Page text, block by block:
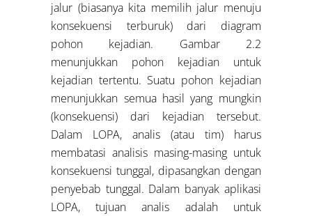
jalur (biasanya kita memilih jalur menuju
konsekuensi terburuk) dari diagram
pohon kejadian. Gambar 2.2
menunjukkan pohon kejadian untuk
kejadian tertentu. Suatu pohon kejadian
menunjukkan semua hasil yang mungkin
(konsekuensi) dari kejadian tersebut.
Dalam LOPA, analis (atau tim) harus
membatasi analisis masing-masing untuk
konsekuensi tunggal, dipasangkan dengan
penyebab tunggal. Dalam banyak aplikasi
LOPA, tujuan analis adalah untuk